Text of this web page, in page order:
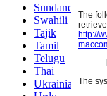
Sundanese
Swahili
Tajik
Tamil
Telugu
Thai
Ukrainian